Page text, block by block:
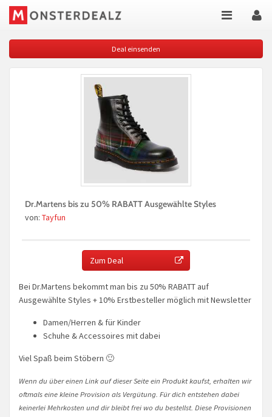
Deal einsenden
Dr.Martens bis zu 50% RABATT Ausgewählte Styles
von: Tayfun
Zum Deal
Bei Dr.Martens bekommt man bis zu 50% RABATT auf
Ausgewählte Styles + 10% Erstbesteller möglich mit Newsletter
Damen/Herren & für Kinder
Schuhe & Accessoires mit dabei
Viel Spaß beim Stöbern 🙂
Wenn du über einen Link auf dieser Seite ein Produkt kaufst, erhalten wir
oftmals eine kleine Provision als Vergütung. Für dich entstehen dabei
keinerlei Mehrkosten und dir bleibt frei wo du bestellst. Diese Provisionen